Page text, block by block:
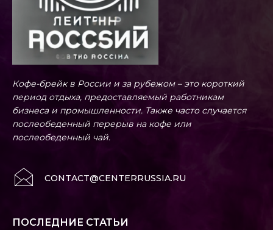
Кофе-брейк в России и за рубежом – это короткий
период отдыха, предоставляемый работникам
бизнеса и промышленности. Также часто случается
послеобеденный перерыв на кофе или
послеобеденный чай.
CONTACT@CENTERRUSSIA.RU
ПОСЛЕДНИЕ СТАТЬИ